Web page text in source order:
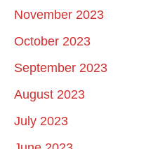
November 2023
October 2023
September 2023
August 2023
July 2023